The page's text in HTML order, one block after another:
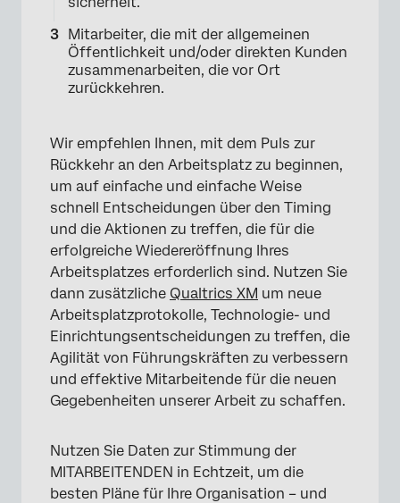
Mitarbeiter, die mit der allgemeinen
Öffentlichkeit und/oder direkten Kunden
zusammenarbeiten, die vor Ort
zurückkehren.
Wir empfehlen Ihnen, mit dem Puls zur
Rückkehr an den Arbeitsplatz zu beginnen,
um auf einfache und einfache Weise
schnell Entscheidungen über den Timing
und die Aktionen zu treffen, die für die
erfolgreiche Wiedereröffnung Ihres
Arbeitsplatzes erforderlich sind. Nutzen Sie
dann zusätzliche Qualtrics XM um neue
Arbeitsplatzprotokolle, Technologie- und
Einrichtungsentscheidungen zu treffen, die
Agilität von Führungskräften zu verbessern
und effektive Mitarbeitende für die neuen
Gegebenheiten unserer Arbeit zu schaffen.
Nutzen Sie Daten zur Stimmung der
MITARBEITENDEN in Echtzeit, um die
besten Pläne für Ihre Organisation – und